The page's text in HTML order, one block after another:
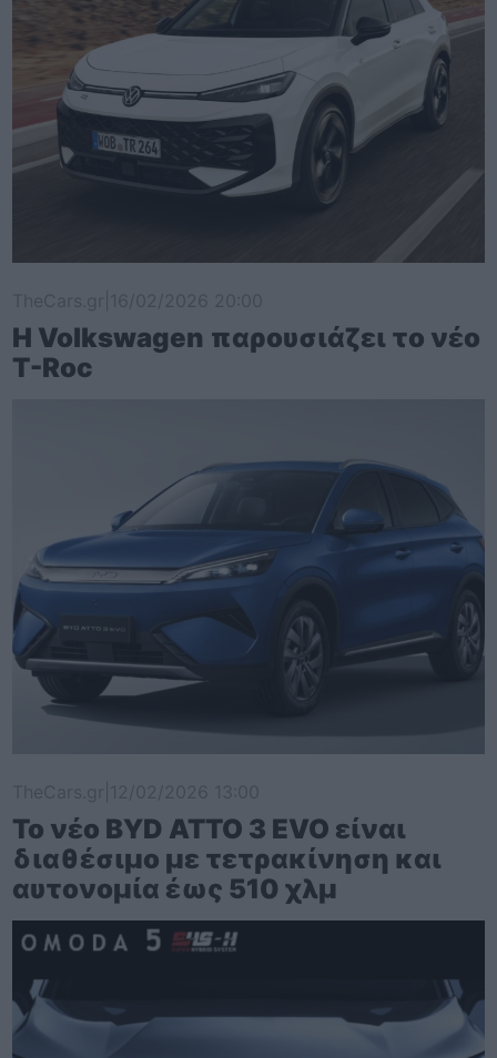
Η Volkswagen παρουσιάζει το νέο
T-Roc
Το νέο BYD ATTO 3 EVO είναι
διαθέσιμο με τετρακίνηση και
αυτονομία έως 510 χλμ